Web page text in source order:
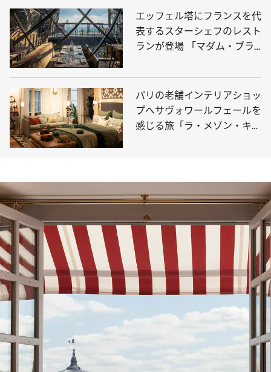
エッフェル塔にフランスを代
表するスターシェフのレスト
ランが登場 「マダム・ブラ
パリの老舗インテリアショッ
プへサヴォワールフェールを
感じる旅「ラ・メゾン・キャ